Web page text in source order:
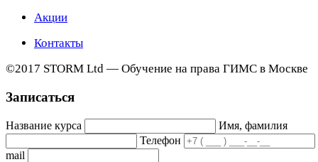
Акции
Контакты
©2017 STORM Ltd — Обучение на права ГИМС в Москве
Записаться
Название курса
Имя, фамилия
Телефон
mail